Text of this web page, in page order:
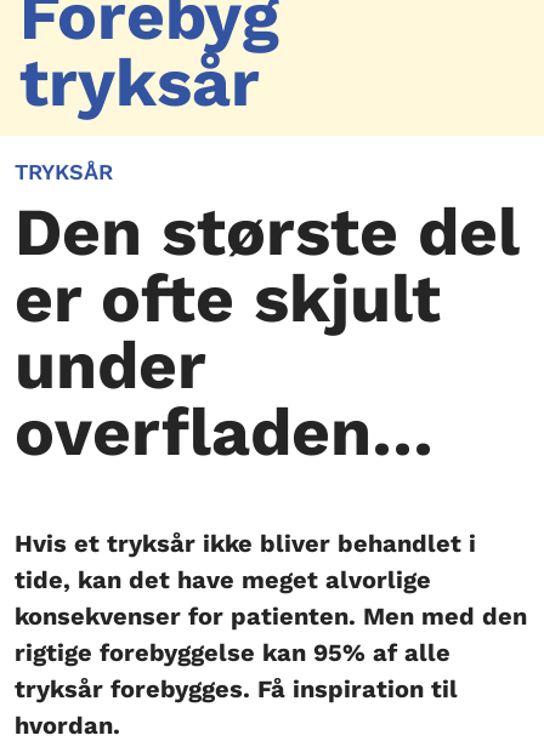
Forebyg
tryksår
TRYKSÅR
Den største del
er ofte skjult
under
overfladen…
Hvis et tryksår ikke bliver behandlet i
tide, kan det have meget alvorlige
konsekvenser for patienten. Men med den
rigtige forebyggelse kan 95% af alle
tryksår forebygges. Få inspiration til
hvordan.